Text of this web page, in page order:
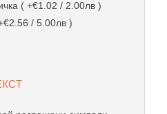
( +€1.02 / 2.00лв )
/ 5.00лв )